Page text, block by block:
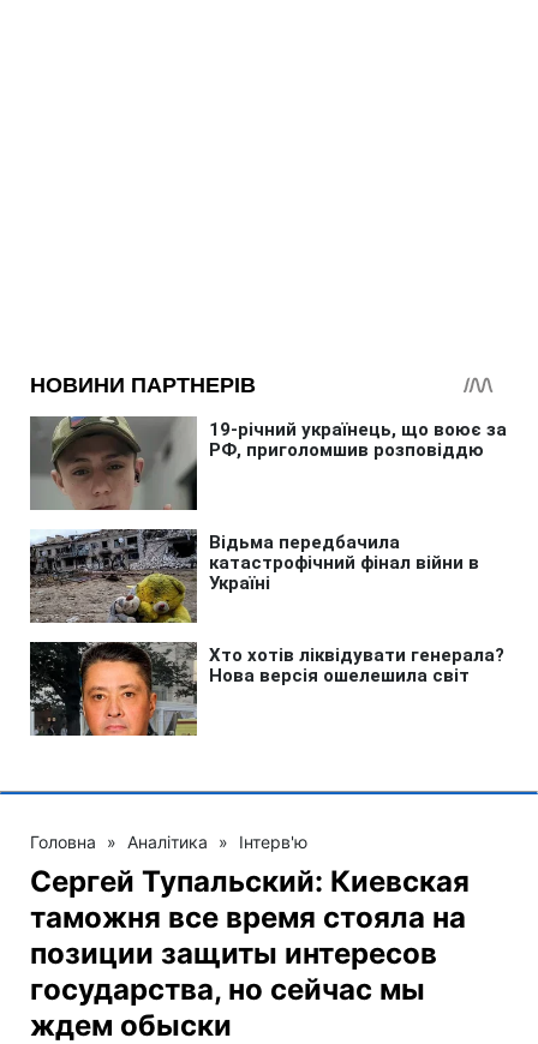
Головна » Аналітика » Інтерв'ю
Сергей Тупальский: Киевская
таможня все время стояла на
позиции защиты интересов
государства, но сейчас мы
ждем обыски